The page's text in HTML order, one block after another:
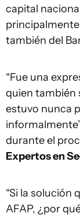
capital
también del
“Fue una
quien también
estuvo nunca
durante el
Expertos en
“Si la solución
AFAP, ¿por